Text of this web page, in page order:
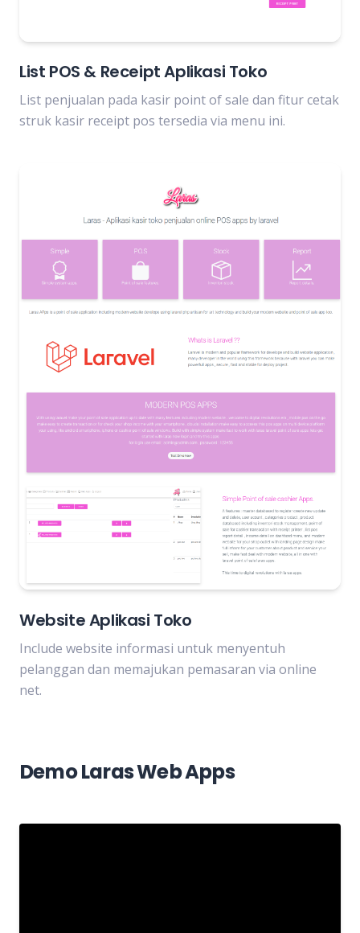
List POS & Receipt Aplikasi Toko
List penjualan pada kasir point of sale dan fitur cetak
struk kasir receipt pos tersedia via menu ini.
Website Aplikasi Toko
Include website informasi untuk menyentuh
pelanggan dan memajukan pemasaran via online
net.
Demo Laras Web Apps